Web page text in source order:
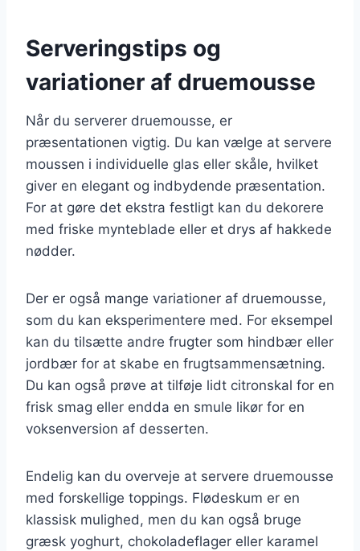
Serveringstips og
variationer af druemousse
Når du serverer druemousse, er
præsentationen vigtig. Du kan vælge at servere
moussen i individuelle glas eller skåle, hvilket
giver en elegant og indbydende præsentation.
For at gøre det ekstra festligt kan du dekorere
med friske mynteblade eller et drys af hakkede
nødder.
Der er også mange variationer af druemousse,
som du kan eksperimentere med. For eksempel
kan du tilsætte andre frugter som hindbær eller
jordbær for at skabe en frugtsammensætning.
Du kan også prøve at tilføje lidt citronskal for en
frisk smag eller endda en smule likør for en
voksenversion af desserten.
Endelig kan du overveje at servere druemousse
med forskellige toppings. Flødeskum er en
klassisk mulighed, men du kan også bruge
græsk yoghurt, chokoladeflager eller karamel